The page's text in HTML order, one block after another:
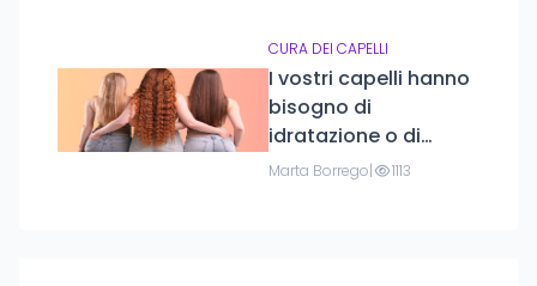
CURA DEI CAPELLI
I vostri capelli hanno
bisogno di
idratazione o di
riparazione? Scoprite
Marta Borrego| 1113